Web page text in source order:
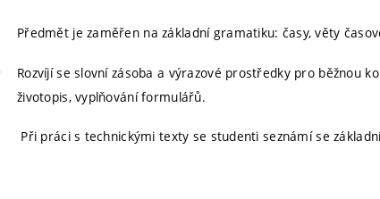
Předmět je zaměřen na základní gramatiku: časy, věty
Rozvíjí se slovní zásoba a výrazové prostředky pro běžnou
životopis, vyplňování formulářů.
Při práci s technickými texty se studenti seznámí se